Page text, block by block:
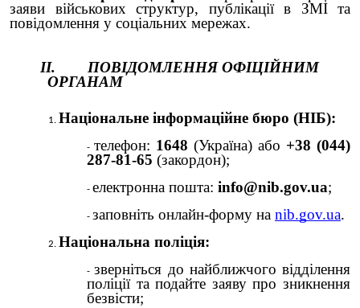
заяви військових структур, публікації в ЗМІ та
повідомлення у соціальних мережах.
ІІ. ПОВІДОМЛЕННЯ ОФІЦІЙНИМ
ОРГАНАМ
Національне інформаційне бюро (НІБ):
телефон: 1648 (Україна) або +38 (044)
287-81-65 (закордон);
електронна пошта: info@nib.gov.ua;
заповніть онлайн-форму на nib.gov.ua.
Національна поліція:
зверніться до найближчого відділення
поліції та подайте заяву про зникнення
безвісти;